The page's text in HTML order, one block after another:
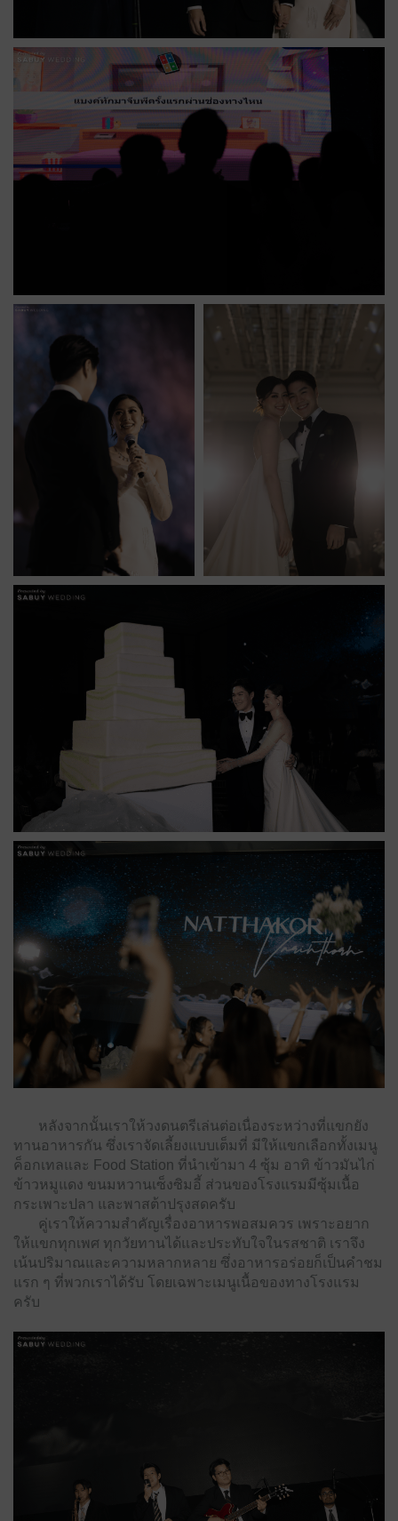
หลังจากนั้นเราให้วงดนตรีเล่นต่อเนื่องระหว่างที่แขกยัง
ทานอาหารกัน ซึ่งเราจัดเลี้ยงแบบเต็มที่ มีให้แขกเลือกทั้งเมนู
ค็อกเทลและ Food Station ที่นำเข้ามา 4 ซุ้ม อาทิ ข้าวมันไก่
ข้าวหมูแดง ขนมหวานเซ็งซิมอี้ ส่วนของโรงแรมมีซุ้มเนื้อ
กระเพาะปลา และพาสต้าปรุงสดครับ
คู่เราให้ความสำคัญเรื่องอาหารพอสมควร เพราะอยาก
ให้แขกทุกเพศ ทุกวัยทานได้และประทับใจในรสชาติ เราจึง
เน้นปริมาณและความหลากหลาย ซึ่งอาหารอร่อยก็เป็นคำชม
แรก ๆ ที่พวกเราได้รับ โดยเฉพาะเมนูเนื้อของทางโรงแรม
ครับ